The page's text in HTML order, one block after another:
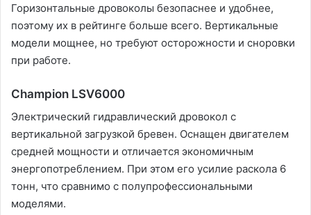
Горизонтальные дровоколы безопаснее и удобнее,
поэтому их в рейтинге больше всего. Вертикальные
модели мощнее, но требуют осторожности и сноровки
при работе.
Champion LSV6000
Электрический гидравлический дровокол с
вертикальной загрузкой бревен. Оснащен двигателем
средней мощности и отличается экономичным
энергопотреблением. При этом его усилие раскола 6
тонн, что сравнимо с полупрофессиональными
моделями.